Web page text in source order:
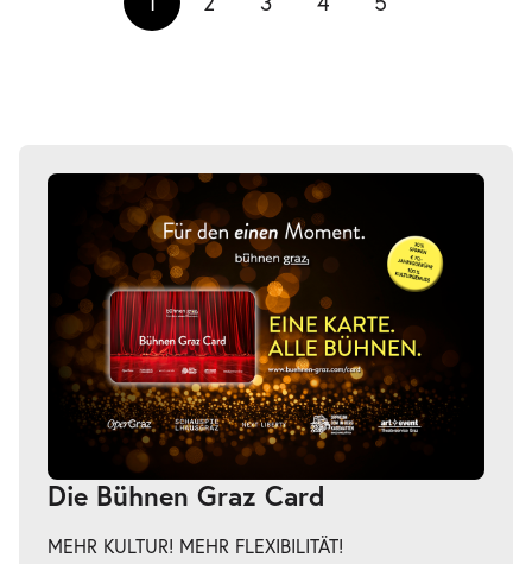
Die Bühnen Graz Card
MEHR KULTUR! MEHR FLEXIBILITÄT!